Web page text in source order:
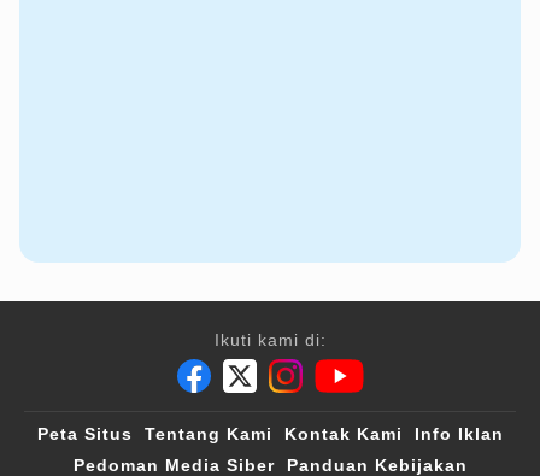
Ikuti kami di:
Peta Situs Tentang Kami Kontak Kami
Info Iklan
Pedoman Media Siber
Panduan Kebijakan